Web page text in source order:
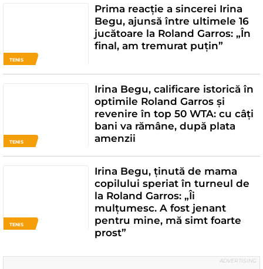
TENIS
Prima reacție a sincerei Irina
Begu, ajunsă între ultimele 16
jucătoare la Roland Garros: „În
final, am tremurat puțin”
TENIS
Irina Begu, calificare istorică în
optimile Roland Garros și
revenire în top 50 WTA: cu câți
bani va rămâne, după plata
amenzii
TENIS
Irina Begu, ținută de mama
copilului speriat în turneul de
la Roland Garros: „Îi
mulțumesc. A fost jenant
pentru mine, mă simt foarte
prost”